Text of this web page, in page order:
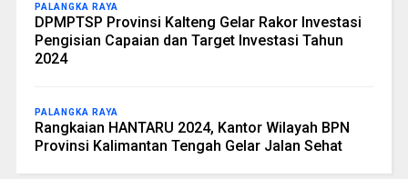
PALANGKA RAYA
DPMPTSP Provinsi Kalteng Gelar Rakor Investasi
Pengisian Capaian dan Target Investasi Tahun
2024
PALANGKA RAYA
Rangkaian HANTARU 2024, Kantor Wilayah BPN
Provinsi Kalimantan Tengah Gelar Jalan Sehat